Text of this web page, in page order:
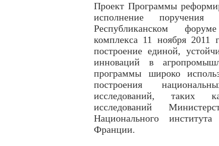
Проект Программы
исполнение
Республиканском
комплекса 11 ноября 2011
построение единой,
инноваций в
программы широко
построения
исследований, таких
исследований
Национального института
Франции.